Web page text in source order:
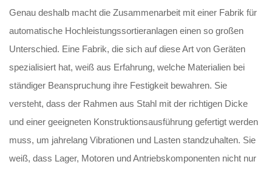
Genau deshalb macht die Zusammenarbeit mit einer Fabrik für
automatische Hochleistungssortieranlagen einen so großen
Unterschied. Eine Fabrik, die sich auf diese Art von Geräten
spezialisiert hat, weiß aus Erfahrung, welche Materialien bei
ständiger Beanspruchung ihre Festigkeit bewahren. Sie
versteht, dass der Rahmen aus Stahl mit der richtigen Dicke
und einer geeigneten Konstruktionsausführung gefertigt werden
muss, um jahrelang Vibrationen und Lasten standzuhalten. Sie
weiß, dass Lager, Motoren und Antriebskomponenten nicht nur